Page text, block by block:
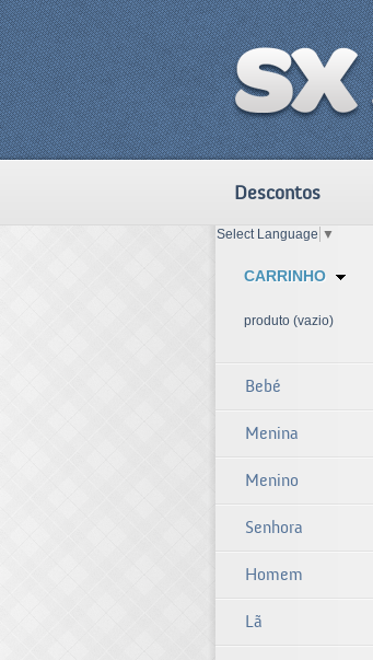
Descontos
Select Language ▼
CARRINHO
produto (vazio)
Bebé
Menina
Menino
Senhora
Homem
Lã